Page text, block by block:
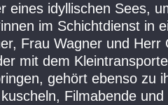
eines idyllischen Sees,
im Schichtdienst in
Frau Wagner und
mit dem
gehört ebenso zu
Filmabende